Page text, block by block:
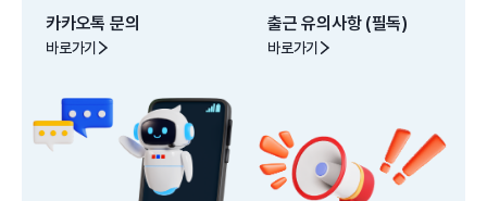
카카오톡 문의
바로가기
출근 유의사항 (필독)
바로가기